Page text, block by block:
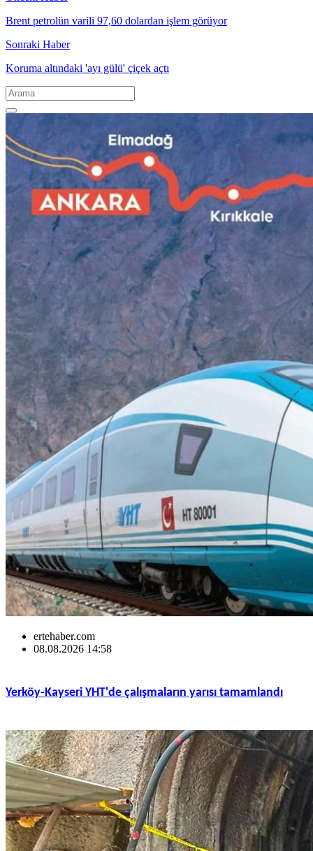
Brent petrolün varili 97,60 dolardan işlem görüyor
Sonraki Haber
Koruma altındaki 'ayı gülü' çiçek açtı
ertehaber.com
08.08.2026 14:58
Yerköy-Kayseri YHT'de çalışmaların yarısı tamamlandı